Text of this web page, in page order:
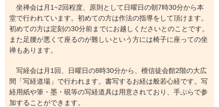
坐禅会は月1~2回程度、原則として日曜日の朝7時30分から本
堂で行われています。初めての方は作法の指導をして頂けます。
初めての方は定刻の30分前までにお越しくださいとのことです。
また足腰が悪くて座るのが難しいという方には椅子に座っての坐
禅もあります。
写経会は月1回、日曜日の8時30分から、檀信徒会館2階の大広
間「写経道場」で行われます。書写するお経は般若心経です。写
経用紙や筆・墨・硯等の写経道具は用意されており、手ぶらで参
加することができます。